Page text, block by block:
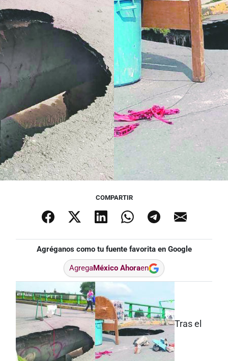
COMPARTIR
Agréganos como tu fuente favorita en Google
AgregaMéxico Ahoraen
Tras el